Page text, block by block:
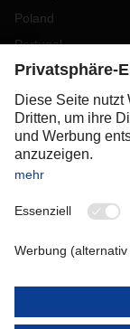
Poland
Portugal
Romania
Slovakia
Spain
Sweden
Switzerland
OCEANIA